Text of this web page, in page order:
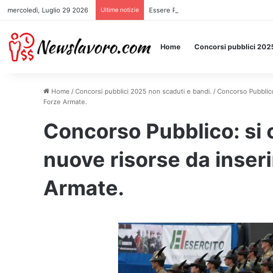
mercoledì, Luglio 29 2026 Ultime notizie Essere Pagati per Stare a Letto: ecco
Home Concorsi pubblici
Home /Concorsi pubblici 2025 non scaduti e bandi. /Concorso
Forze Armate.
Concorso Pubblico: si
nuove risorse da
Armate.